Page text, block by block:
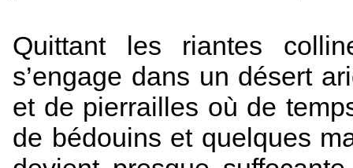
Quittant les riantes
s’engage dans un désert
et de pierrailles où de
de bédouins et quelques